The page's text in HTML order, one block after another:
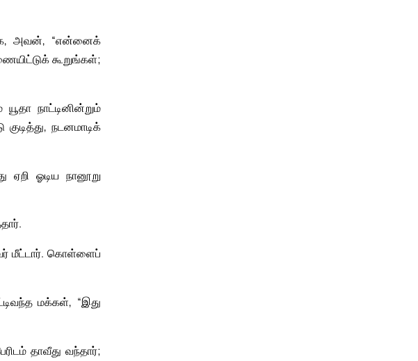
அவன், “என்னைக்
கூறுங்கள்;
நாட்டினின்றும்
நடனமாடிக்
ஓடிய நானூறு
மீட்டார். கொள்ளைப்
மக்கள், “இது
தாவீது வந்தார்;